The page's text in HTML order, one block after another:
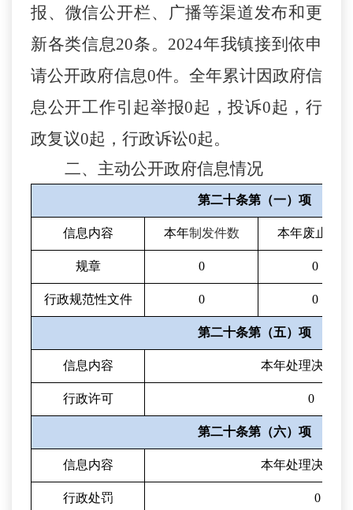
报、微信公开栏、广播等渠道发布和更
新各类信息20条。 2024年我镇接到依申
请公开政府信息0件。全年累计因政府信
息公开工作引起举报0起，投诉0起，行
政复议0起，行政诉讼0起。
二、主动公开政府信息情况
第二十条第（一）项
信息内容 本年制发件数 本年废止件数
规章 0 0
行政规范性文件 0 0
第二十条第（五）项
信息内容 本年处理决定数
行政许可 0
第二十条第（六）项
信息内容 本年处理决定数
行政处罚 0